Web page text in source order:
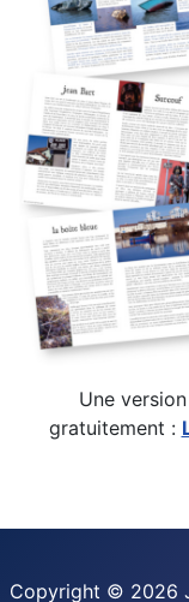
Une
gratuitement :
Copyright © 2026